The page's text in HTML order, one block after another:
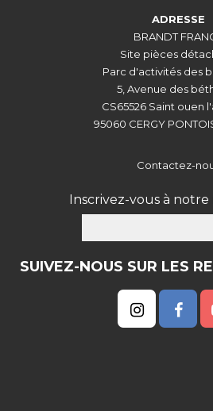
ADRESSE
BRANDT
Site pièces
Parc d'activités des
5, Avenue des
CS65526 Saint ouen
95060 CERGY
Contactez-
Inscrivez-vous à
SUIVEZ-NOUS SUR LES